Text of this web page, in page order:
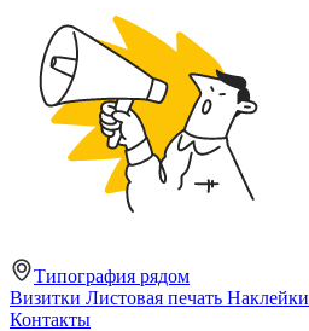
Типография рядом
Визитки Листовая печать Наклейки
Контакты